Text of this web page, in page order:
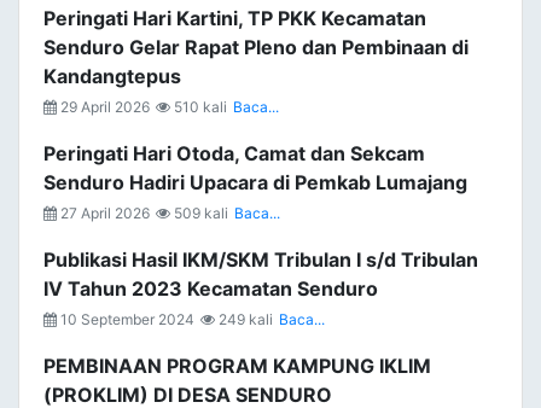
Peringati Hari Kartini, TP PKK Kecamatan
Senduro Gelar Rapat Pleno dan Pembinaan di
Kandangtepus
29 April 2026 510 kali Baca...
Peringati Hari Otoda, Camat dan Sekcam
Senduro Hadiri Upacara di Pemkab Lumajang
27 April 2026 509 kali Baca...
Publikasi Hasil IKM/SKM Tribulan I s/d Tribulan
IV Tahun 2023 Kecamatan Senduro
10 September 2024 249 kali Baca...
PEMBINAAN PROGRAM KAMPUNG IKLIM
(PROKLIM) DI DESA SENDURO